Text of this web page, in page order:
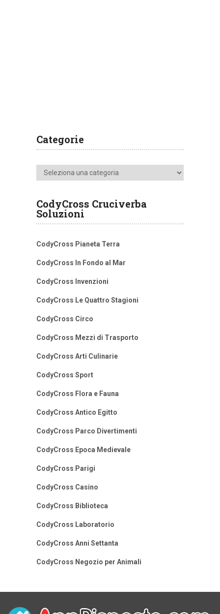
Categorie
Categorie
CodyCross Cruciverba
Soluzioni
CodyCross Pianeta Terra
CodyCross In Fondo al Mar
CodyCross Invenzioni
CodyCross Le Quattro Stagioni
CodyCross Circo
CodyCross Mezzi di Trasporto
CodyCross Arti Culinarie
CodyCross Sport
CodyCross Flora e Fauna
CodyCross Antico Egitto
CodyCross Parco Divertimenti
CodyCross Epoca Medievale
CodyCross Parigi
CodyCross Casino
CodyCross Biblioteca
CodyCross Laboratorio
CodyCross Anni Settanta
CodyCross Negozio per Animali